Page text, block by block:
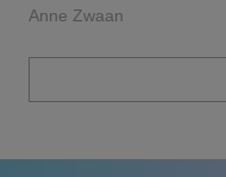
Anne Zwaan